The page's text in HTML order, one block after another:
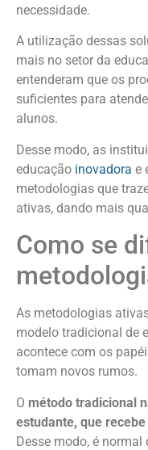
necessidade.
A utilização dessas
mais no setor da
entenderam que os
suficientes para
alunos.
Desse modo, as
educação inovadora e
metodologias que
ativas, dando mais
Como se
As metodologias
modelo tradicional de
acontece com os
tomam novos rumos.
O método tradicional
estudante, que
Desse modo, é